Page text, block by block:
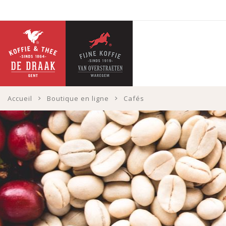
Accueil Boutique en ligne Cafés